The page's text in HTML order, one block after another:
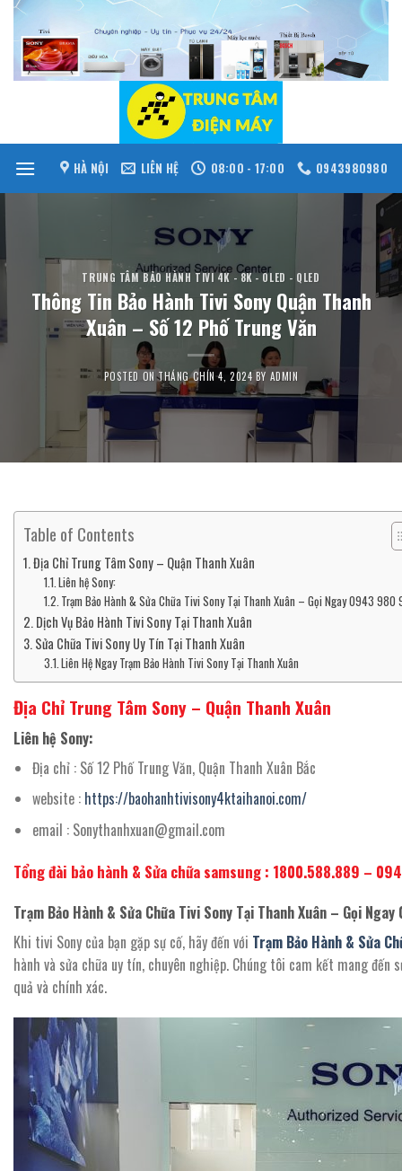
Skip
content
HÀ NỘI LIÊN HỆ 08:00 - 17:00 0943980980
TRUNG TÂM BẢO HÀNH TIVI 4K - 8K - OLED - QLED
Thông Tin Bảo Hành Tivi Sony Quận Thanh
Xuân – Số 12 Phố Trung Văn
POSTED ONTHÁNG CHÍN 4, 2024BY ADMIN
Table of Contents
Địa Chỉ Trung Tâm Sony – Quận Thanh Xuân
Liên hệ Sony:
Trạm Bảo Hành & Sửa Chữa Tivi Sony Tại Thanh Xuân – Gọi Ngay 0943 980
Dịch Vụ Bảo Hành Tivi Sony Tại Thanh Xuân
Sửa Chữa Tivi Sony Uy Tín Tại Thanh Xuân
Liên Hệ Ngay Trạm Bảo Hành Tivi Sony Tại Thanh Xuân
Địa Chỉ Trung Tâm Sony – Quận Thanh Xuân
Liên hệ Sony:
Địa chỉ : Số 12 Phố Trung Văn, Quận Thanh Xuân Bắc
website : https://baohanhtivisony4ktaihanoi.com/
email : Sonythanhxuan@gmail.com
Tổng đài bảo hành & Sửa chữa samsung : 1800.588.889 –
Trạm Bảo Hành & Sửa Chữa Tivi Sony Tại Thanh Xuân – Gọi
Khi tivi Sony của bạn gặp sự cố, hãy đến với Trạm Bảo Hành & Sửa
hành và sửa chữa uy tín, chuyên nghiệp. Chúng tôi cam kết mang
quả và chính xác.